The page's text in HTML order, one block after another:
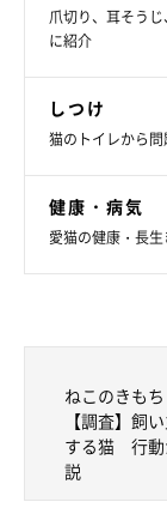
「スカートの
す。そのまま
ように体をく
ってます」
爪切り、耳そう
に紹介
しつけ
猫のトイレから
健康・病気
愛猫の健康・長
ねこのきもち
【調査】飼
する猫 行動
説